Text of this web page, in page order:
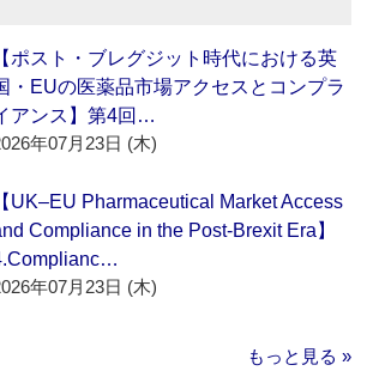
【ポスト・ブレグジット時代における英
・EUの医薬品市場アクセスとコンプラ
アンス】第4回…
年07月23日 (木)
【UK–EU Pharmaceutical Market Access
Compliance in the Post-Brexit Era】
年07月23日 (木)
もっと見る »